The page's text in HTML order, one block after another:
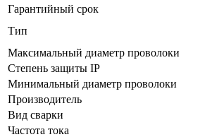
Гарантийный срок
Тип
Максимальный диаметр проволоки
Степень защиты IP
Минимальный диаметр проволоки
Производитель
Вид сварки
Частота тока